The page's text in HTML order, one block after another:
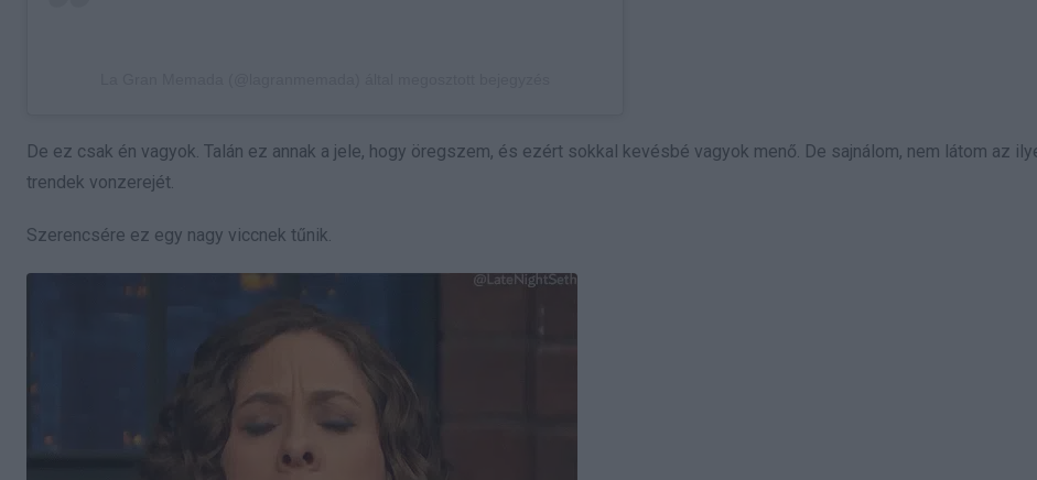
De ez csak én vagyok. Talán ez annak a jele, hogy öregszem, és ezért sokkal kevésbé vagyok menő. De sajnálom, nem látom az
trendek vonzerejét.
Szerencsére ez egy nagy viccnek tűnik.